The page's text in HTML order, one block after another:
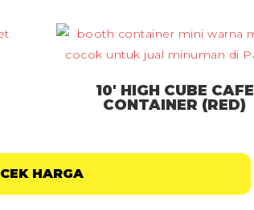
10′ HIGH CUBE CAFE
CONTAINER (RED)
CEK HARGA